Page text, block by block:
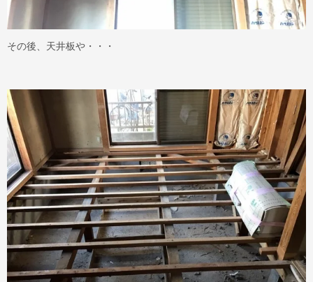
その後、天井板や・・・